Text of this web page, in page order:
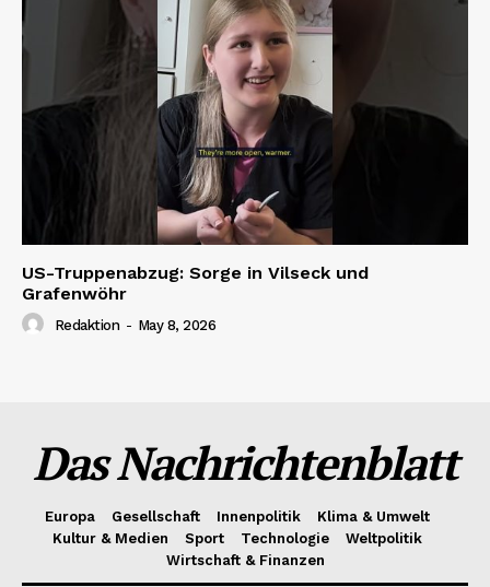
US-Truppenabzug: Sorge in Vilseck und
Grafenwöhr
Redaktion - May 8, 2026
Das Nachrichtenblatt
Europa Gesellschaft Innenpolitik
Klima & Umwelt
Kultur & Medien
Sport Technologie
Weltpolitik
Wirtschaft & Finanzen